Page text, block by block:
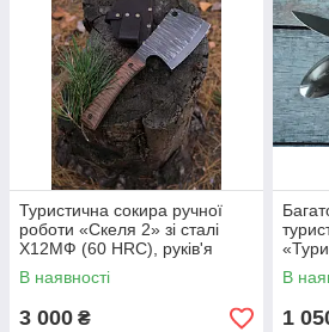
Туристична сокира ручної
роботи «Скеля 2» зі сталі
Х12МФ (60 HRC), руків'я
горіх, шкіряний чохол
В наявності
3 000 ₴
58
В
1